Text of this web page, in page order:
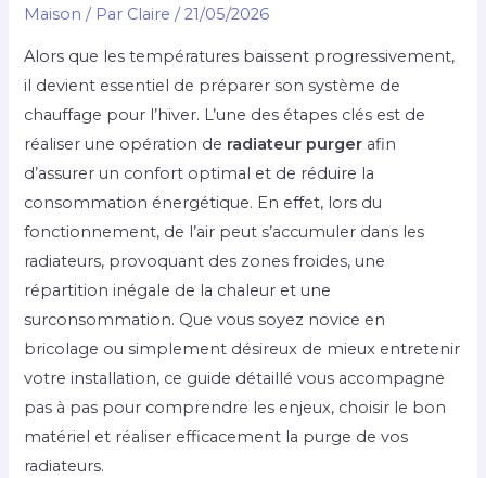
Maison / Par Claire/21/05/2026
Alors que les températures baissent progressivement,
il devient essentiel de préparer son système de
chauffage pour l’hiver. L’une des étapes clés est de
réaliser une opération de radiateur purger afin
d’assurer un confort optimal et de réduire la
consommation énergétique. En effet, lors du
fonctionnement, de l’air peut s’accumuler dans les
radiateurs, provoquant des zones froides, une
répartition inégale de la chaleur et une
surconsommation. Que vous soyez novice en
bricolage ou simplement désireux de mieux entretenir
votre installation, ce guide détaillé vous accompagne
pas à pas pour comprendre les enjeux, choisir le bon
matériel et réaliser efficacement la purge de vos
radiateurs.